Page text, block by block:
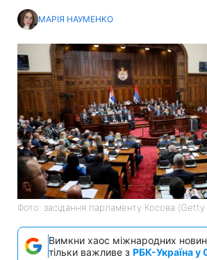
МАРІЯ НАУМЕНКО
Фото: засідання парламенту Косова (Getty
Вимкни хаос міжнародних
тільки важливе з РБК-Україна у